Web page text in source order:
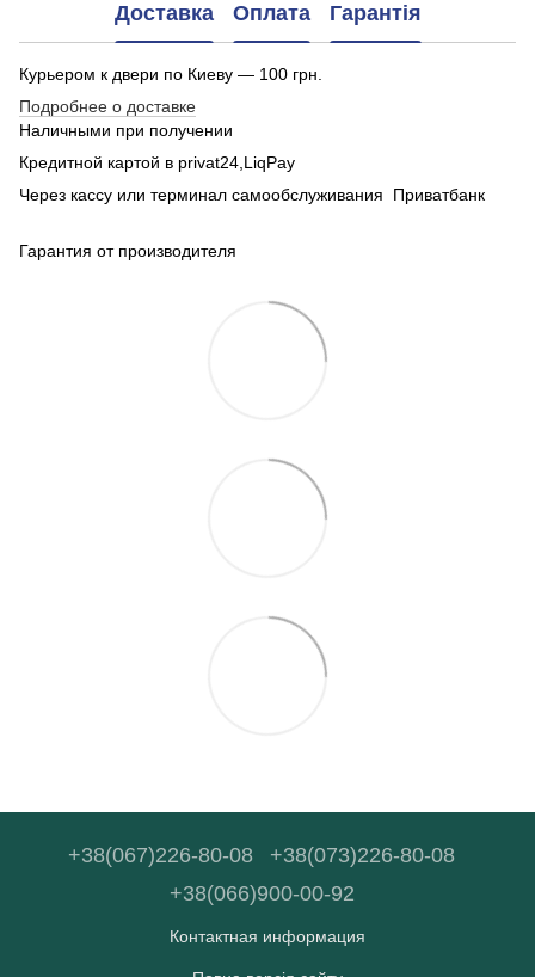
Доставка Оплата Гарантія
Курьером к двери по Киеву — 100 грн.
Подробнее о доставке
Наличными при получении
Кредитной картой в privat24,LiqPay
Через кассу или терминал самообслуживания Приватбанк
Гарантия от производителя
+38(067)226-80-08
+38(073)226-80-08
+38(066)900-00-92
Контактная информация